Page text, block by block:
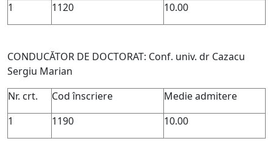
1
1120 10.00
CONDUCĂTOR DE DOCTORAT: Conf. univ. dr Cazacu
Sergiu Marian
Nr. crt.
Cod înscriere
Medie admitere
1
1190 10.00